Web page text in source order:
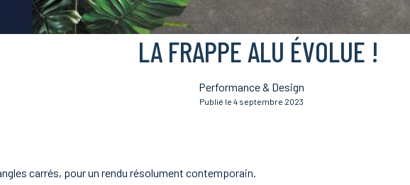
LA FRAPPE ALU ÉVOLUE !
Performance & Design
Publié le 4 septembre 2023
carrés, pour un rendu résolument contemporain.